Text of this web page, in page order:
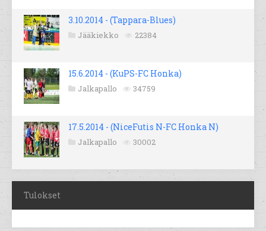
3.10.2014 - (Tappara-Blues)
Jääkiekko 22384
15.6.2014 - (KuPS-FC Honka)
Jalkapallo 34759
17.5.2014 - (NiceFutis N-FC Honka N)
Jalkapallo 30002
Tulokset